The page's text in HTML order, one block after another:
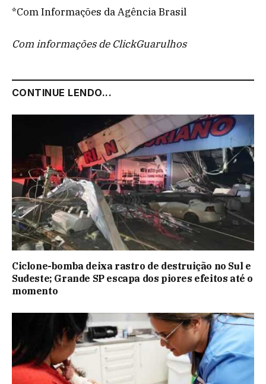
*Com Informações da Agência Brasil
Com informações de ClickGuarulhos
CONTINUE LENDO...
Ciclone-bomba deixa rastro de destruição no Sul e
Sudeste; Grande SP escapa dos piores efeitos até o
momento